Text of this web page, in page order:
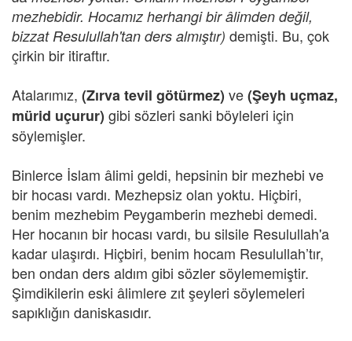
mezhebidir. Hocamız herhangi bir âlimden değil,
bizzat Resulullah'tan ders almıştır) demişti. Bu, çok
çirkin bir itiraftır.
Atalarımız, (Zırva tevil götürmez) ve(Şeyh uçmaz,
mürid uçurur) gibi sözleri sanki böyleleri için
söylemişler.
Binlerce İslam âlimi geldi, hepsinin bir mezhebi ve
bir hocası vardı. Mezhepsiz olan yoktu. Hiçbiri,
benim mezhebim Peygamberin mezhebi demedi.
Her hocanın bir hocası vardı, bu silsile Resulullah'a
kadar ulaşırdı. Hiçbiri, benim hocam Resulullah’tır,
ben ondan ders aldım gibi sözler söylememiştir.
Şimdikilerin eski âlimlere zıt şeyleri söylemeleri
sapıklığın daniskasıdır.